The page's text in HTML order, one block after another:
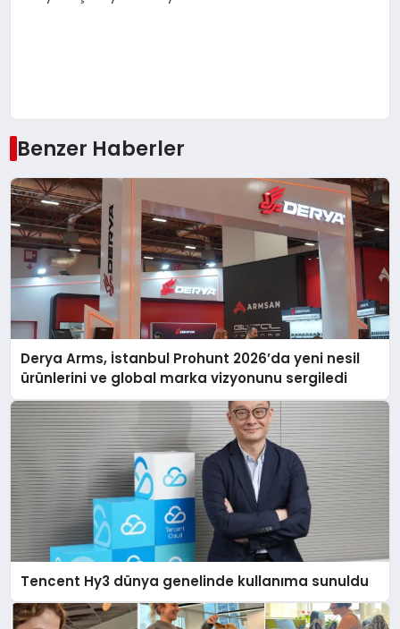
Benzer Haberler
Derya Arms, İstanbul Prohunt 2026’da yeni nesil
ürünlerini ve global marka vizyonunu sergiledi
Tencent Hy3 dünya genelinde kullanıma sunuldu